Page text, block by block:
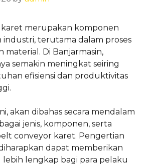
merupakan komponen
industri, terutama dalam proses
Di Banjarmasin,
semakin meningkat seiring
efisiensi dan produktivitas
akan dibahas secara mendalam
jenis, komponen, serta
conveyor karet. Pengertian
dapat memberikan
lebih lengkap bagi para pelaku